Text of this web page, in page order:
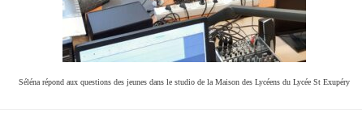
Séléna répond aux questions des jeunes dans le studio de la Maison des Lycéens du Lycée St Exupéry